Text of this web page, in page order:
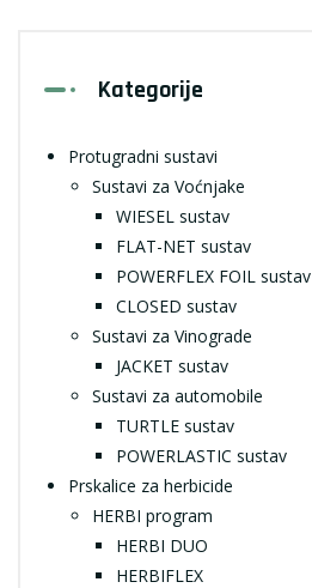
Kategorije
Protugradni sustavi
Sustavi za Voćnjake
WIESEL sustav
FLAT-NET sustav
POWERFLEX FOIL sustav
CLOSED sustav
Sustavi za Vinograde
JACKET sustav
Sustavi za automobile
TURTLE sustav
POWERLASTIC sustav
Prskalice za herbicide
HERBI program
HERBI DUO
HERBIFLEX